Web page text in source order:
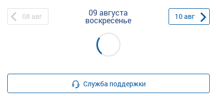
08 авг 09 августа
воскресенье 10авг
Служба поддержки